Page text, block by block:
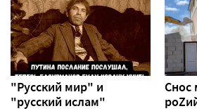
"Русский мир" и
"русский ислам"
Снос